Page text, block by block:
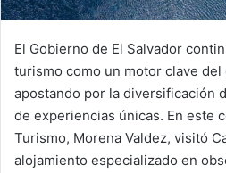
El Gobierno de El Salvador
turismo como un motor clave
apostando por la diversificación
de experiencias únicas. En este
Turismo, Morena Valdez, visitó
alojamiento especializado en